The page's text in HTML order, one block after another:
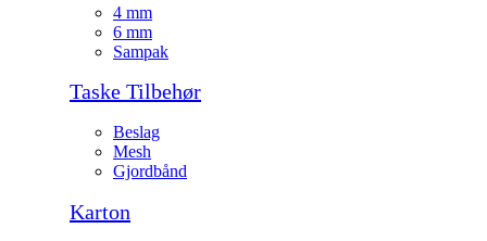
4 mm
6 mm
Sampak
Taske Tilbehør
Beslag
Mesh
Gjordbånd
Karton